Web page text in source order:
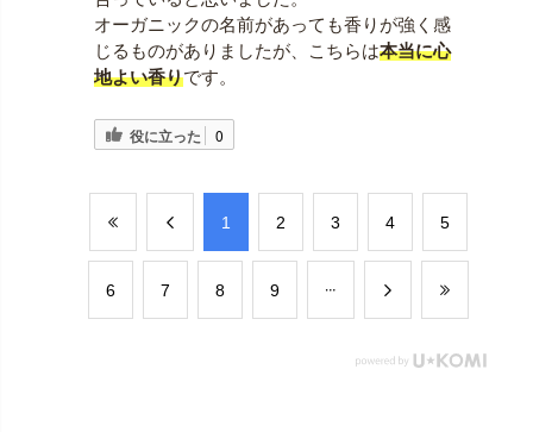
オーガニックの名前があっても香りが強く感
じるものがありましたが、こちらは本当に心
地よい香りです。
役に立った 0
​1 ​2 ​3 ​4 ​5
​6 ​7 ​8 ​9